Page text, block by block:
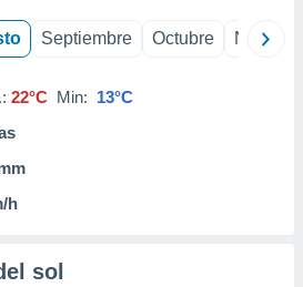
Septiembre Octubre
22°C Min: 13°C
h
sol